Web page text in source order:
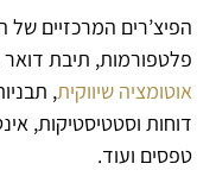
הפיצ’רים המרכזיים
פלטפורמות, תיבת דואר
אוטומציה שיווקית,
טפסים ועוד.